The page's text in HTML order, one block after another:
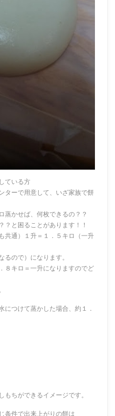
ている方
ターで用意して、いざ家族で餅
蒸かせば、何枚できるの？？
？と困ることがあります！！
共通）１升＝１．５キロ（一升
るので）になります。
８キロ＝一升になりますのでど
につけて蒸かした場合、約１．
ちができるイメージです。
条件で出来上がりの餅は